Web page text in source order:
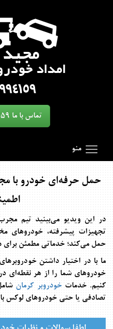
تماس با ما 09131994159
Search Results for 'toggle'
منو
حمل حرفه‌ای خودرو با
در این ویدیو می‌بینید تیم
تجهیزات پیشرفته، خودروهای
حمل می‌کند؛ خدماتی مطمئن برای
ما با در اختیار داشتن
خودروهای شما را از هر نقطه‌ای
کنیم. خدماتخودروبر کرمان
تصادفی یا حتی خودروهای لوکس